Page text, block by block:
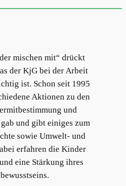
mischen mit“ drückt
der KjG bei der Arbeit
ist. Schon seit 1995
Aktionen zu den
und
und gibt einiges zum
sowie Umwelt- und
erfahren die Kinder
eine Stärkung ihres